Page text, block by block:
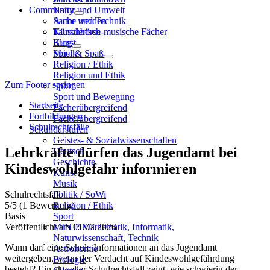
Natur und Umwelt
Sache und Technik
Künstlerisch-musische Fächer
Kunst
Musik
Religion / Ethik
Religion und Ethik
Sport
Sport und Bewegung
Fächerübergreifend
Fächerübergreifend
Sekundarstufen
Geistes- & Sozialwissenschaften
Deutsch
Geschichte
Kunst
Musik
Politik / SoWi
Religion / Ethik
Sport
MINT: Mathematik, Informatik,
Naturwissenschaft, Technik
Astronomie
Biologie
Community
Autor werden
Tauschbörse
Blog
Spiel & Spaß
Zum Footer springen
Startseite
Fortbildungen
Schulrechtsfälle
Lehrkräfte dürfen das Jugendamt bei
Kindeswohlgefahr informieren
Schulrechtsfall
5/5 (1 Bewertung)
Basis
Veröffentlicht am 01.07.2026
Wann darf eine Schule Informationen an das Jugendamt
weitergeben, wenn der Verdacht auf Kindeswohlgefährdung